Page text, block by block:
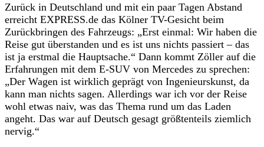
Zurück in Deutschland und mit ein paar Tagen Abstand
erreicht EXPRESS.de das Kölner TV-Gesicht beim
Zurückbringen des Fahrzeugs: „Erst einmal: Wir haben die
Reise gut überstanden und es ist uns nichts passiert – das
ist ja erstmal die Hauptsache.“ Dann kommt Zöller auf die
Erfahrungen mit dem E-SUV von Mercedes zu sprechen:
„Der Wagen ist wirklich geprägt von Ingenieurskunst, da
kann man nichts sagen. Allerdings war ich vor der Reise
wohl etwas naiv, was das Thema rund um das Laden
angeht. Das war auf Deutsch gesagt größtenteils ziemlich
nervig.“